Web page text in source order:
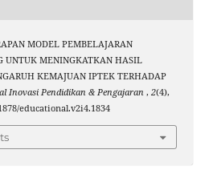
MODEL PEMBELAJARAN
UNTUK MENINGKATKAN HASIL
KEMAJUAN IPTEK TERHADAP
Inovasi Pendidikan & Pengajaran , 2(4),
educational.v2i4.1834